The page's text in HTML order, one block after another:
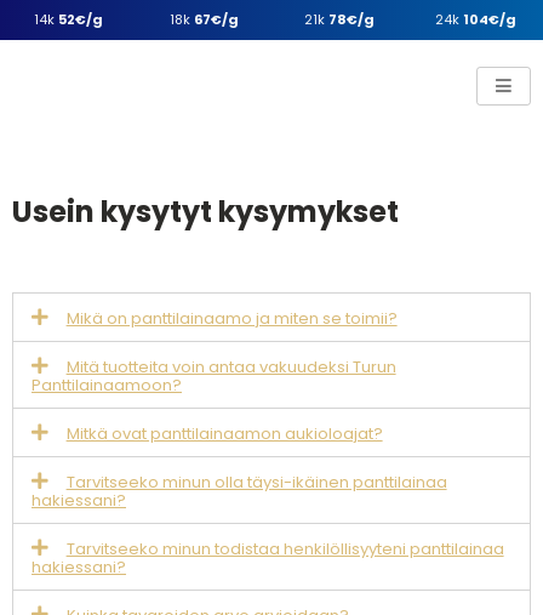
14k 52€/g 18k 67€/g 21k 78€/g 24k 104€/g
Usein kysytyt kysymykset
Mikä on panttilainaamo ja miten se toimii?
Mitä tuotteita voin antaa vakuudeksi Turun
Panttilainaamoon?
Mitkä ovat panttilainaamon aukioloajat?
Tarvitseeko minun olla täysi-ikäinen panttilainaa
hakiessani?
Tarvitseeko minun todistaa henkilöllisyyteni panttilainaa
hakiessani?